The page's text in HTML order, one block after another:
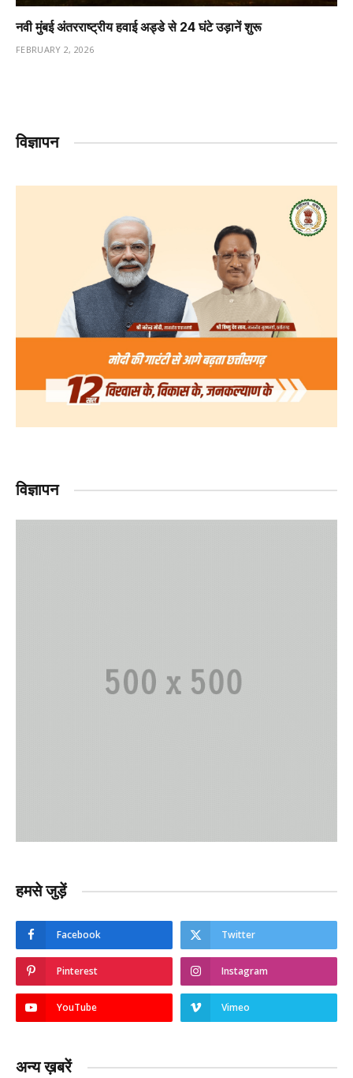
नवी मुंबई अंतरराष्ट्रीय हवाई अड्डे से 24 घंटे उड़ानें शुरू
FEBRUARY 2, 2026
विज्ञापन
विज्ञापन
हमसे जुड़ें
Facebook Twitter
Pinterest Instagram
YouTube Vimeo
अन्य ख़बरें